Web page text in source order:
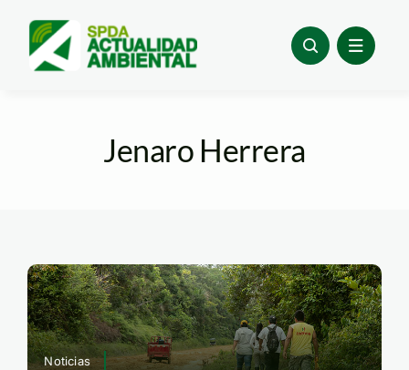
content
Jenaro Herrera
Noticias